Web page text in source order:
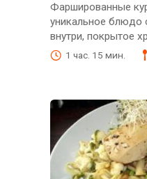
Фаршированные
уникальное
внутри, покрытое
1 час. 15 мин.